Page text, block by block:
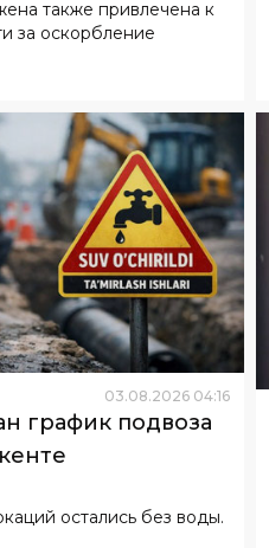
03.08.2026 04:16
график подвоза
остались без воды.